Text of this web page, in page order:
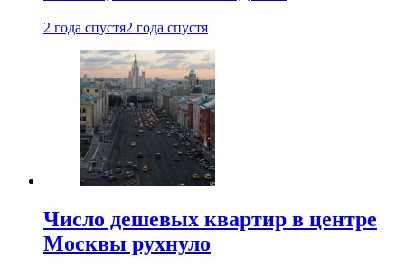
2 года спустя2 года спустя
Число дешевых квартир в центре
Москвы рухнуло